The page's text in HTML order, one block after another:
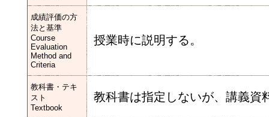
成績評価の方
法と基準
Course
Evaluation
Method and
Criteria
授業時に説明する。
教科書・テキ
スト
Textbook
教科書は指定しないが、講義資